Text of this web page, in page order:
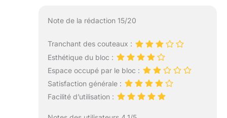
Note de la rédaction 15/20
Tranchant des couteaux :
Esthétique du bloc :
Espace occupé par le bloc :
Satisfaction générale :
Facilité d’utilisation :